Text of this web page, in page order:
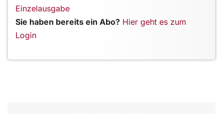
Einzelausgabe
Sie haben bereits ein Abo? Hier geht es zum
Login